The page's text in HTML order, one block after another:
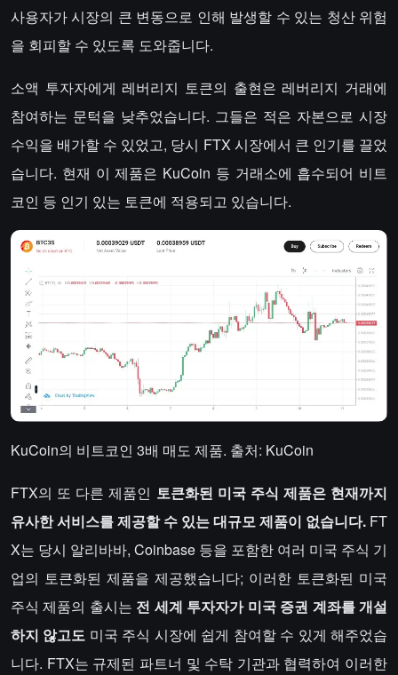
사용자가 시장의 큰 변동으로 인해 발생할 수 있는 청산 위험
을 회피할 수 있도록 도와줍니다.
소액 투자자에게 레버리지 토큰의 출현은 레버리지 거래에
참여하는 문턱을 낮추었습니다. 그들은 적은 자본으로 시장
수익을 배가할 수 있었고, 당시 FTX 시장에서 큰 인기를 끌었
습니다. 현재 이 제품은 KuCoin 등 거래소에 흡수되어 비트
코인 등 인기 있는 토큰에 적용되고 있습니다.
KuCoin의 비트코인 3배 매도 제품. 출처: KuCoin
FTX의 또 다른 제품인 토큰화된 미국 주식 제품은 현재까지
유사한 서비스를 제공할 수 있는 대규모 제품이 없습니다. FT
X는 당시 알리바바, Coinbase 등을 포함한 여러 미국 주식 기
업의 토큰화된 제품을 제공했습니다; 이러한 토큰화된 미국
주식 제품의 출시는 전 세계 투자자가 미국 증권 계좌를 개설
하지 않고도 미국 주식 시장에 쉽게 참여할 수 있게 해주었습
니다. FTX는 규제된 파트너 및 수탁 기관과 협력하여 이러한